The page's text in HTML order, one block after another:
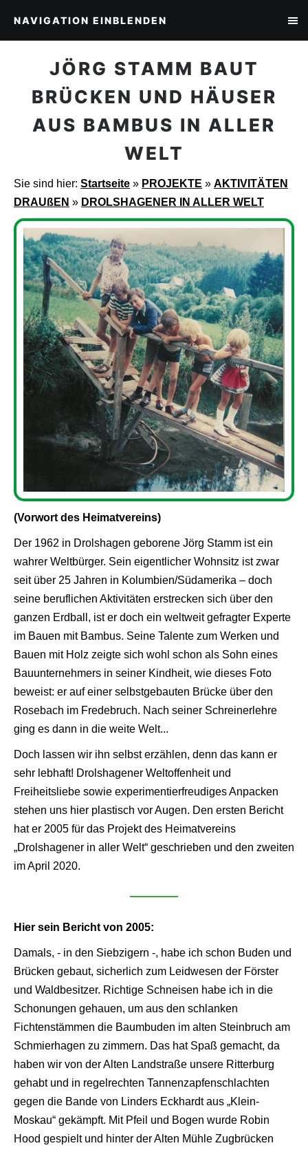
NAVIGATION EINBLENDEN
JÖRG STAMM BAUT
BRÜCKEN UND HÄUSER
AUS BAMBUS IN ALLER
WELT
Sie sind hier: Startseite » PROJEKTE » AKTIVITÄTEN
DRAUßEN » DROLSHAGENER IN ALLER WELT
(Vorwort des Heimatvereins)
Der 1962 in Drolshagen geborene Jörg Stamm ist ein
wahrer Weltbürger. Sein eigentlicher Wohnsitz ist zwar
seit über 25 Jahren in Kolumbien/Südamerika – doch
seine beruflichen Aktivitäten erstrecken sich über den
ganzen Erdball, ist er doch ein weltweit gefragter Experte
im Bauen mit Bambus. Seine Talente zum Werken und
Bauen mit Holz zeigte sich wohl schon als Sohn eines
Bauunternehmers in seiner Kindheit, wie dieses Foto
beweist: er auf einer selbstgebauten Brücke über den
Rosebach im Fredebruch. Nach seiner Schreinerlehre
ging es dann in die weite Welt...
Doch lassen wir ihn selbst erzählen, denn das kann er
sehr lebhaft! Drolshagener Weltoffenheit und
Freiheitsliebe sowie experimentierfreudiges Anpacken
stehen uns hier plastisch vor Augen. Den ersten Bericht
hat er 2005 für das Projekt des Heimatvereins
„Drolshagener in aller Welt“ geschrieben und den zweiten
im April 2020.
Hier sein Bericht von 2005:
Damals, - in den Siebzigern -, habe ich schon Buden und
Brücken gebaut, sicherlich zum Leidwesen der Förster
und Waldbesitzer. Richtige Schneisen habe ich in die
Schonungen gehauen, um aus den schlanken
Fichtenstämmen die Baumbuden im alten Steinbruch am
Schmierhagen zu zimmern. Das hat Spaß gemacht, da
haben wir von der Alten Landstraße unsere Ritterburg
gehabt und in regelrechten Tannenzapfenschlachten
gegen die Bande von Linders Eckhardt aus „Klein-
Moskau“ gekämpft. Mit Pfeil und Bogen wurde Robin
Hood gespielt und hinter der Alten Mühle Zugbrücken